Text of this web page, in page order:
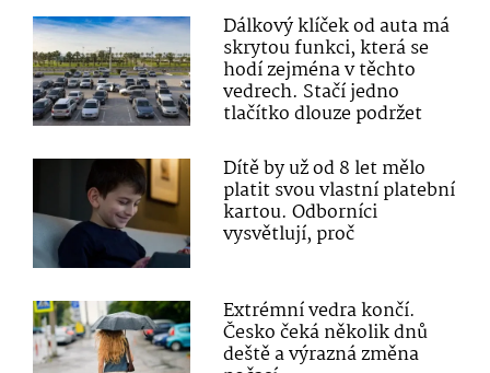
Dálkový klíček od auta má
skrytou funkci, která se
hodí zejména v těchto
vedrech. Stačí jedno
tlačítko dlouze podržet
Dítě by už od 8 let mělo
platit svou vlastní platební
kartou. Odborníci
vysvětlují, proč
Extrémní vedra končí.
Česko čeká několik dnů
deště a výrazná změna